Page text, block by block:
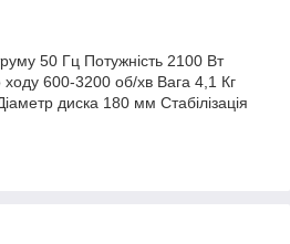
50 Гц Потужність 2100 Вт
ходу 600-3200 об/хв Вага 4,1 Кг
диска 180 мм Стабілізація